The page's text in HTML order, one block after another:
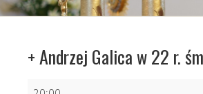
+ Andrzej Galica w 22 r.